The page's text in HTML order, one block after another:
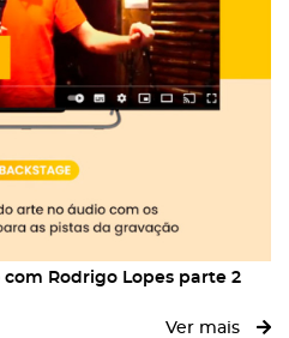
Rodrigo Lopes parte 2
Ver mais